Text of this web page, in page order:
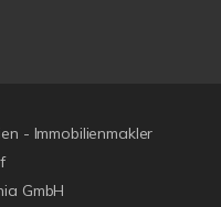
- Immobilienmakler
GmbH